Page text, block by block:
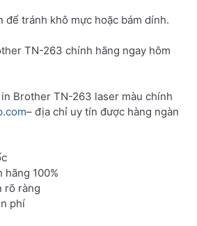
để tránh khô mực hoặc bám dính.
TN-263 chính hãng ngay hôm
Brother TN-263 laser màu chính
– địa chỉ uy tín được hàng ngàn
hãng 100%
rõ ràng
phí